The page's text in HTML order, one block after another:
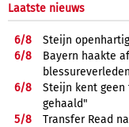
Laatste nieuws
6/8
Steijn
6/8
Bayern haakte
blessureverleden
6/8
Steijn kent
gehaald"
5/8
Transfer Read